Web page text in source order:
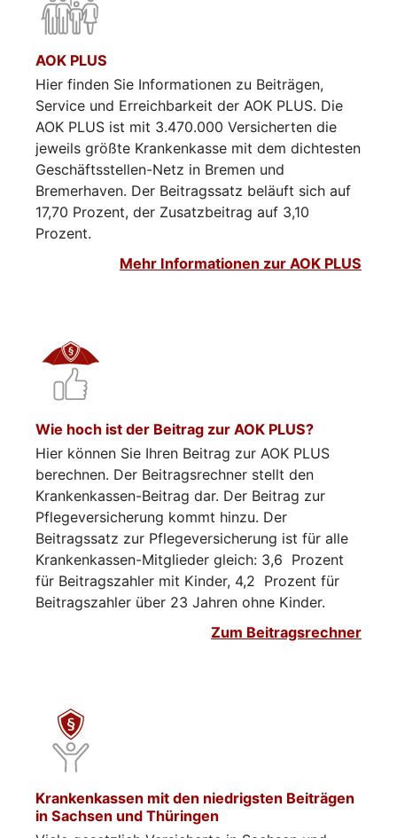
AOK PLUS
Hier finden Sie Informationen zu Beiträgen,
Service und Erreichbarkeit der AOK PLUS. Die
AOK PLUS ist mit 3.470.000 Versicherten die
jeweils größte Krankenkasse mit dem dichtesten
Geschäftsstellen-Netz in Bremen und
Bremerhaven. Der Beitragssatz beläuft sich auf
17,70 Prozent, der Zusatzbeitrag auf 3,10
Prozent.
Mehr Informationen zur AOK PLUS
Wie hoch ist der Beitrag zur AOK PLUS?
Hier können Sie Ihren Beitrag zur AOK PLUS
berechnen. Der Beitragsrechner stellt den
Krankenkassen-Beitrag dar. Der Beitrag zur
Pflegeversicherung kommt hinzu. Der
Beitragssatz zur Pflegeversicherung ist für alle
Krankenkassen-Mitglieder gleich: 3,6 Prozent
für Beitragszahler mit Kinder, 4,2 Prozent für
Beitragszahler über 23 Jahren ohne Kinder.
Zum Beitragsrechner
Krankenkassen mit den niedrigsten Beiträgen
in Sachsen und Thüringen